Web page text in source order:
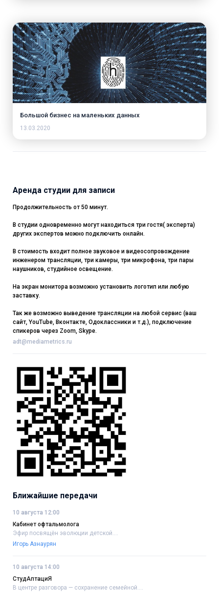
Большой бизнес на маленьких данных
13.03.2020
Аренда студии для записи
Продолжительность от 50 минут.
В студии одновременно могут находиться три гостя( эксперта)
других экспертов можно подключить онлайн.
В стоимость входит полное звуковое и видеосопровождение
инженером трансляции, три камеры, три микрофона, три пары
наушников, студийное освещение.
На экран монитора возможно установить логотип или любую
заставку.
Так же возможно выведение трансляции на любой сервис (ваш
сайт, YouTube, Вконтакте, Одоклассники и т.д.), подключение
спикеров через Zoom, Skype.
adt@mediametrics.ru
Ближайшие передачи
10 августа 12:00
Кабинет офтальмолога
Эфир посвящён эволюции детской....
Игорь Азнаурян
10 августа 14:00
СтудАптациЯ
В центре разговора — сохранение семейной....